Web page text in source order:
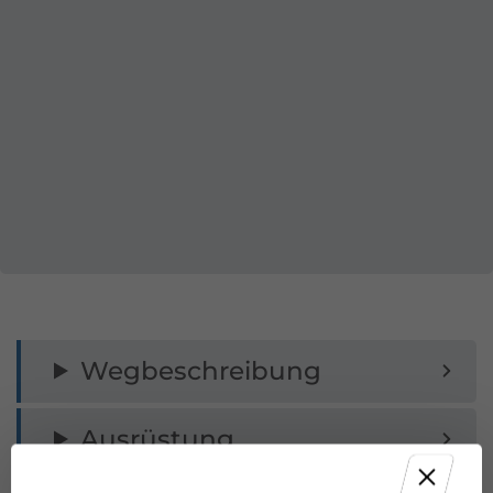
Wegbeschreibung
Ausrüstung